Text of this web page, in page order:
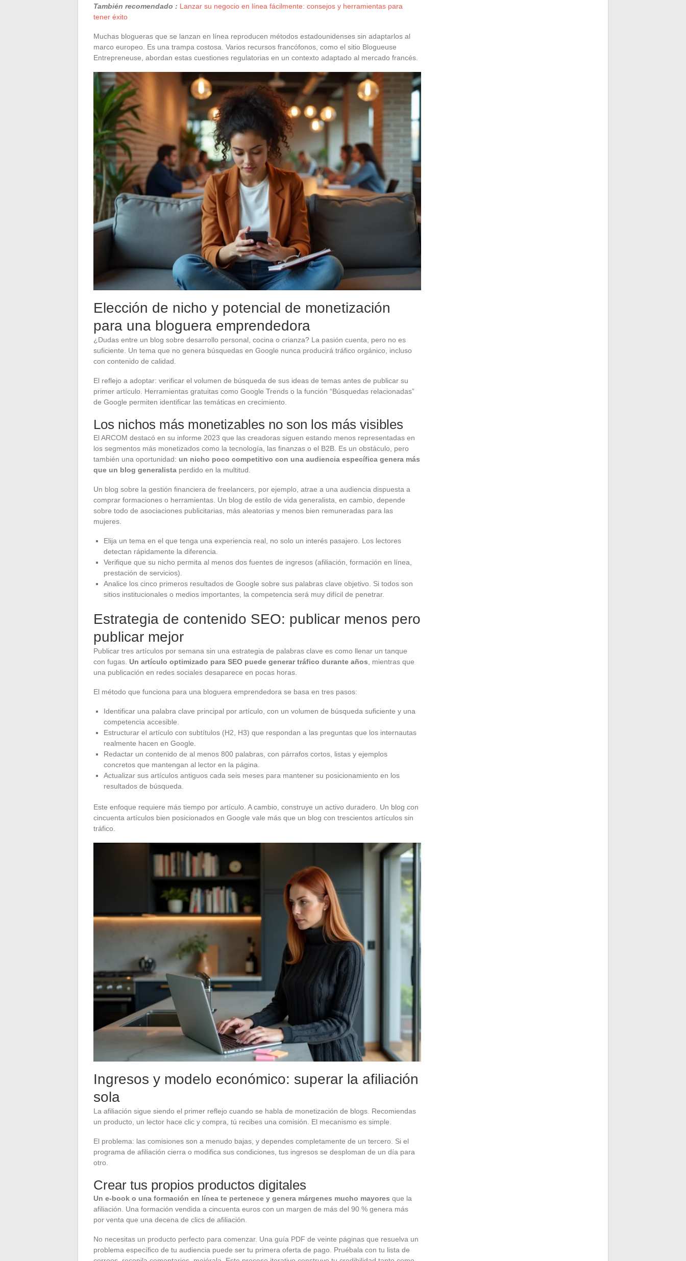
También recomendado : Lanzar su negocio en línea fácilmente: consejos y herramientas para
tener éxito
Muchas blogueras que se lanzan en línea reproducen métodos estadounidenses sin adaptarlos al
marco europeo. Es una trampa costosa. Varios recursos francófonos, como el sitio Blogueuse
Entrepreneuse, abordan estas cuestiones regulatorias en un contexto adaptado al mercado francés.
Elección de nicho y potencial de monetización
para una bloguera emprendedora
¿Dudas entre un blog sobre desarrollo personal, cocina o crianza? La pasión cuenta, pero no es
suficiente. Un tema que no genera búsquedas en Google nunca producirá tráfico orgánico, incluso
con contenido de calidad.
El reflejo a adoptar: verificar el volumen de búsqueda de sus ideas de temas antes de publicar su
primer artículo. Herramientas gratuitas como Google Trends o la función “Búsquedas relacionadas”
de Google permiten identificar las temáticas en crecimiento.
Los nichos más monetizables no son los más visibles
El ARCOM destacó en su informe 2023 que las creadoras siguen estando menos representadas en
los segmentos más monetizados como la tecnología, las finanzas o el B2B. Es un obstáculo, pero
también una oportunidad: un nicho poco competitivo con una audiencia específica genera más
que un blog generalista perdido en la multitud.
Un blog sobre la gestión financiera de freelancers, por ejemplo, atrae a una audiencia dispuesta a
comprar formaciones o herramientas. Un blog de estilo de vida generalista, en cambio, depende
sobre todo de asociaciones publicitarias, más aleatorias y menos bien remuneradas para las
mujeres.
Elija un tema en el que tenga una experiencia real, no solo un interés pasajero. Los lectores
detectan rápidamente la diferencia.
Verifique que su nicho permita al menos dos fuentes de ingresos (afiliación, formación en línea,
prestación de servicios).
Analice los cinco primeros resultados de Google sobre sus palabras clave objetivo. Si todos son
sitios institucionales o medios importantes, la competencia será muy difícil de penetrar.
Estrategia de contenido SEO: publicar menos pero
publicar mejor
Publicar tres artículos por semana sin una estrategia de palabras clave es como llenar un tanque
con fugas. Un artículo optimizado para SEO puede generar tráfico durante años, mientras que
una publicación en redes sociales desaparece en pocas horas.
El método que funciona para una bloguera emprendedora se basa en tres pasos:
Identificar una palabra clave principal por artículo, con un volumen de búsqueda suficiente y una
competencia accesible.
Estructurar el artículo con subtítulos (H2, H3) que respondan a las preguntas que los internautas
realmente hacen en Google.
Redactar un contenido de al menos 800 palabras, con párrafos cortos, listas y ejemplos
concretos que mantengan al lector en la página.
Actualizar sus artículos antiguos cada seis meses para mantener su posicionamiento en los
resultados de búsqueda.
Este enfoque requiere más tiempo por artículo. A cambio, construye un activo duradero. Un blog con
cincuenta artículos bien posicionados en Google vale más que un blog con trescientos artículos sin
tráfico.
Ingresos y modelo económico: superar la afiliación
sola
La afiliación sigue siendo el primer reflejo cuando se habla de monetización de blogs. Recomiendas
un producto, un lector hace clic y compra, tú recibes una comisión. El mecanismo es simple.
El problema: las comisiones son a menudo bajas, y dependes completamente de un tercero. Si el
programa de afiliación cierra o modifica sus condiciones, tus ingresos se desploman de un día para
otro.
Crear tus propios productos digitales
Un e-book o una formación en línea te pertenece y genera márgenes mucho mayores que la
afiliación. Una formación vendida a cincuenta euros con un margen de más del 90 % genera más
por venta que una decena de clics de afiliación.
No necesitas un producto perfecto para comenzar. Una guía PDF de veinte páginas que resuelva un
problema específico de tu audiencia puede ser tu primera oferta de pago. Pruébala con tu lista de